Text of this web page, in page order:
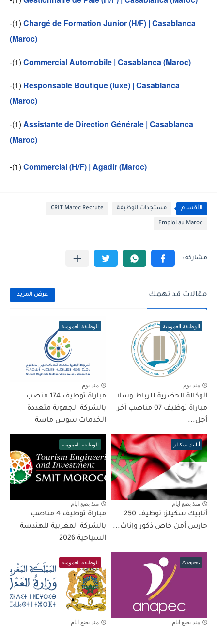
-(1) Chargé de Formation Junior (H/F) | Casablanca
(Maroc)
-(1) Commercial Automobile | Casablanca (Maroc)
-(1) Responsable Boutique (luxe) | Casablanca
(Maroc)
-(1) Assistante de Direction Générale | Casablanca
(Maroc)
-(1) Commercial (H/F) | Agadir (Maroc)
الأقسام مستجدات الوظيفة CRIT Maroc Recrute
Emploi au Maroc
مقالات قد تهمك عرض المزيد
الوظيفة العمومية
منذ يوم
الوكالة الحضرية للرباط وسلا
مباراة توظيف 07 مناصب آخر
أجل...
الوظيفة العمومية
منذ يوم
مباراة توظيف 174 منصب
بالشركة الجهوية متعددة
الخدمات سوس ماسة
أنابيك سكيلز
منذ بضع ايام
أنابيك سكيلز: توظيف 250
حارس أمن خاص ذكور وإناث...
الوظيفة العمومية
منذ بضع ايام
مباراة توظيف 4 مناصب
بالشركة المغربية للهندسة
السياحية 2026
Anapec
منذ بضع ايام
الوظيفة العمومية
منذ بضع ايام